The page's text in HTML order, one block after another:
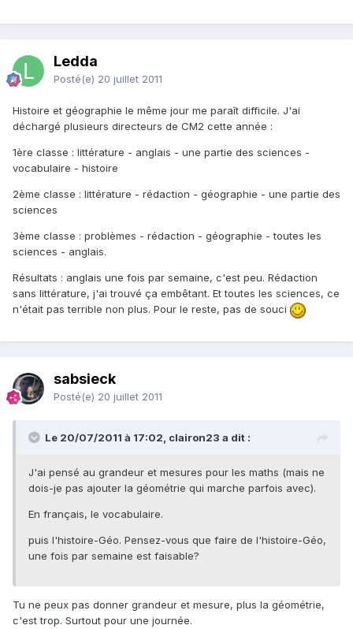
Ledda
Posté(e) 20 juillet 2011
Histoire et géographie le même jour me paraît difficile. J'ai
déchargé plusieurs directeurs de CM2 cette année :
1ère classe : littérature - anglais - une partie des sciences -
vocabulaire - histoire
2ème classe : littérature - rédaction - géographie - une partie des
sciences
3ème classe : problèmes - rédaction - géographie - toutes les
sciences - anglais.
Résultats : anglais une fois par semaine, c'est peu. Rédaction
sans littérature, j'ai trouvé ça embêtant. Et toutes les sciences, ce
n'était pas terrible non plus. Pour le reste, pas de souci
sabsieck
Posté(e) 20 juillet 2011
Le 20/07/2011 à 17:02, clairon23 a dit :
J'ai pensé au grandeur et mesures pour les maths (mais ne
dois-je pas ajouter la géométrie qui marche parfois avec).
En français, le vocabulaire.
puis l'histoire-Géo. Pensez-vous que faire de l'histoire-Géo,
une fois par semaine est faisable?
Tu ne peux pas donner grandeur et mesure, plus la géométrie,
c'est trop. Surtout pour une journée.